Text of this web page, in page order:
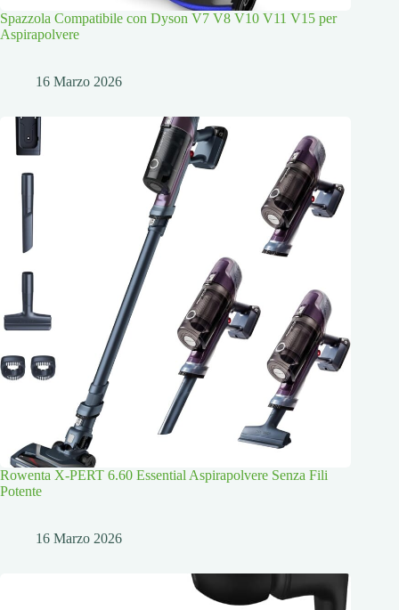
Spazzola Compatibile con Dyson V7 V8 V10 V11 V15 per
Aspirapolvere
16 Marzo 2026
Rowenta X-PERT 6.60 Essential Aspirapolvere Senza Fili
Potente
16 Marzo 2026